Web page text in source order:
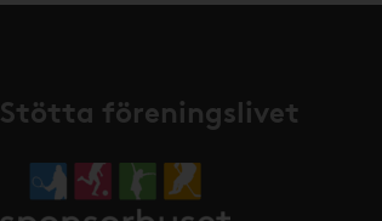
Stötta föreningslivet